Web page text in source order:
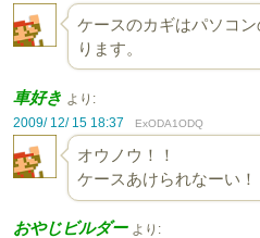
ケースのカギはパソコ
ります。
車好き より:
2009/ 12/ 15 18:37
ExODA1ODQ
オウノウ！！
ケースあけられなーい！
おやじビルダー より: